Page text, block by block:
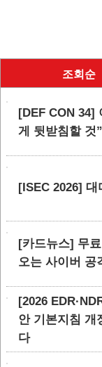
조회순
[DEF CON 34]
게 뒷받침할 것”
[ISEC 2026]
[카드뉴스] 무
오는 사이버 공
[2026
안 기본지침 개
다